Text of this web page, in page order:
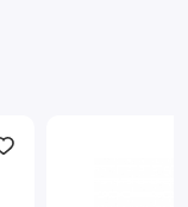
отдыха.
до